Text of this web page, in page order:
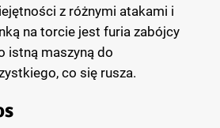
z różnymi atakami i
na torcie jest furia zabójcy
istną maszyną do
co się rusza.